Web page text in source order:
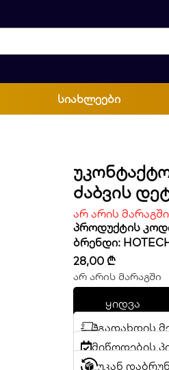
სიახლეები
Ძაბვის
არ არის მარაგში
პროდუქტის
ბრენდი:
28,00 ₾
არ არის მარაგში
ყიდვა
გადახდის
მიწოდების
უკან